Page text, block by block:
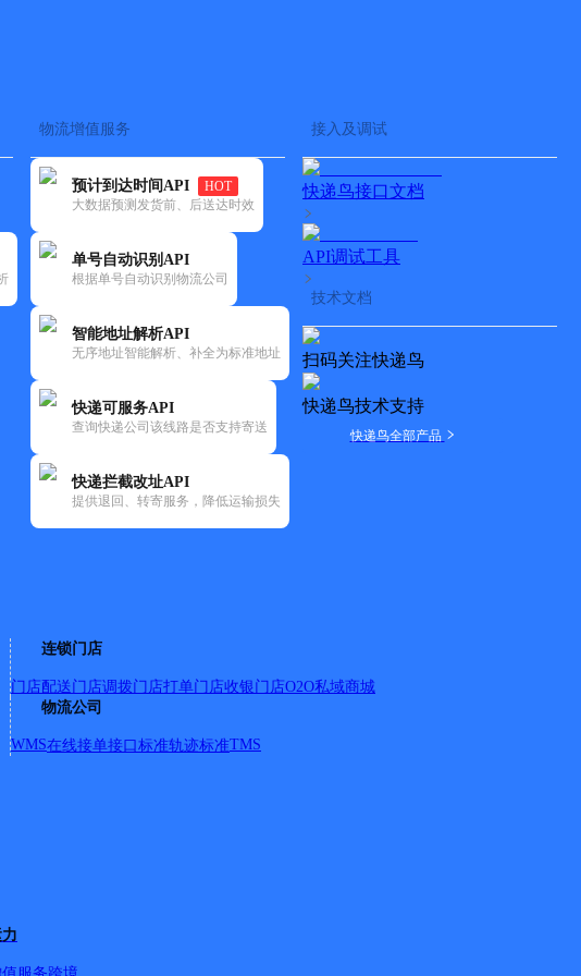
物流增值服务
预计到达时间API
HOT
大数据预测发货前、后送达时效
单号自动识别API
根据单号自动识别物流公司
智能地址解析API
无序地址智能解析、补全为标准地址
快递可服务API
查询快递公司该线路是否支持寄送
快递拦截改址API
提供退回、转寄服务，降低运输损失
接入及调试
快递鸟接口文档
API调试工具
技术文档
扫码关注快递鸟
快递鸟技术支持
快递鸟全部产品
连锁门店
门店配送门店调拨门店打单门店收银门店O2O私域商城
物流公司
WMS在线接单接口标准轨迹标准TMS
农场；江滨农场；延军农场